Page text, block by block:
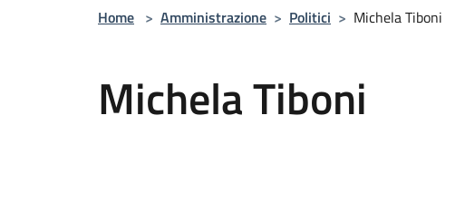
Home > Amministrazione > Politici > Michela Tiboni
Michela Tiboni